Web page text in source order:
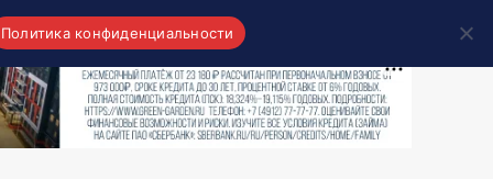
Политика конфиденциальности